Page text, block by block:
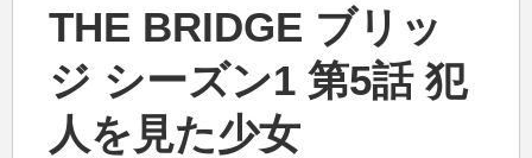
THE BRIDGE ブリッ
ジ シーズン1 第5話 犯
人を見た少女